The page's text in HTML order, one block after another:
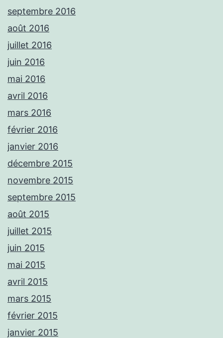
septembre 2016
août 2016
juillet 2016
juin 2016
mai 2016
avril 2016
mars 2016
février 2016
janvier 2016
décembre 2015
novembre 2015
septembre 2015
août 2015
juillet 2015
juin 2015
mai 2015
avril 2015
mars 2015
février 2015
janvier 2015